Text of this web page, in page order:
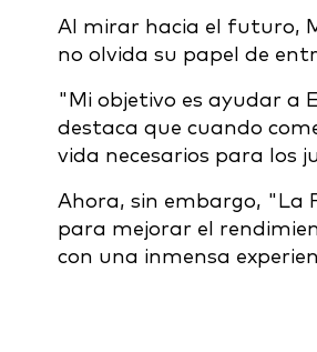
Al mirar hacia el futuro,
no olvida su papel de
"Mi objetivo es ayudar a
destaca que cuando
vida necesarios para los
Ahora, sin embargo, "La
para mejorar el
con una inmensa